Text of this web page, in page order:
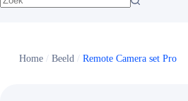
Home/ Beeld/ Remote Camera set Pro